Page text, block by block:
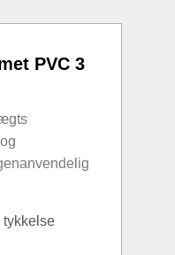
PVC 3
tykkelse